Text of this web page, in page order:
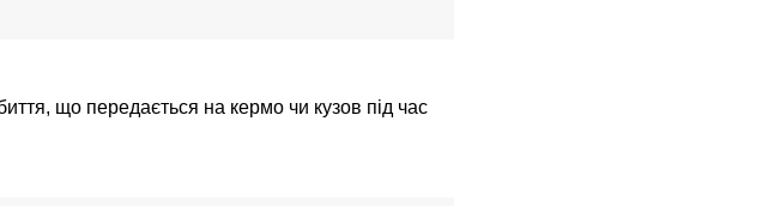
що передається на кермо чи кузов під час